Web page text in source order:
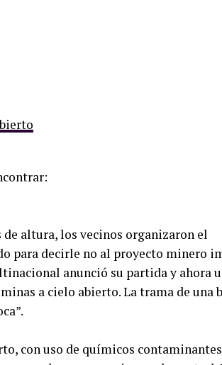
de altura, los vecinos organizaron el
para decirle no al proyecto minero
anunció su partida y ahora
a cielo abierto. La trama de una
con uso de químicos